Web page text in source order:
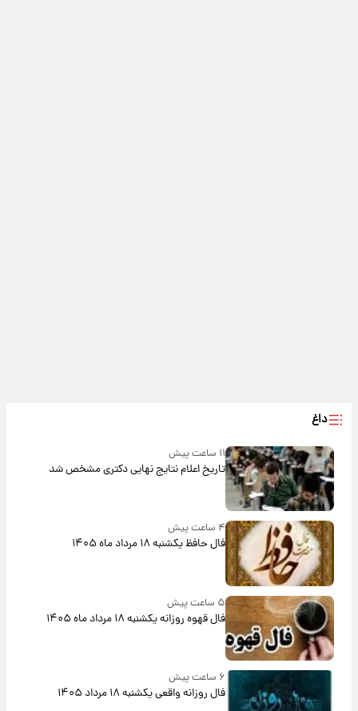
داغ
۱۱ ساعت پیش
تاریخ اعلام نتایج نهایی دکتری مشخص شد
۴ ساعت پیش
فال حافظ یکشنبه ۱۸ مرداد ماه ۱۴۰۵
۵ ساعت پیش
فال قهوه روزانه یکشنبه ۱۸ مرداد ماه ۱۴۰۵
۶ ساعت پیش
فال روزانه واقعی یکشنبه ۱۸ مرداد ۱۴۰۵